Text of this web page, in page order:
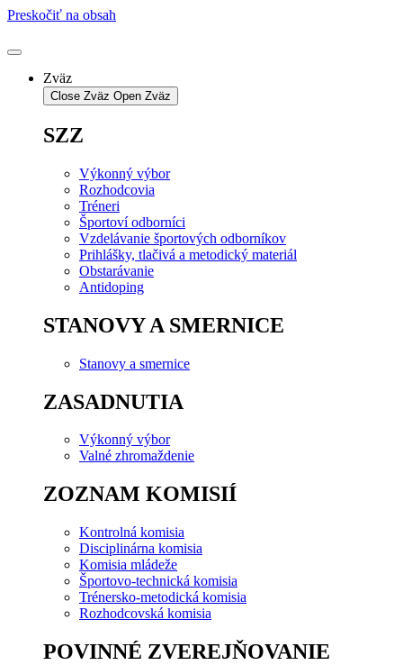
Preskočiť na obsah
Zväz
Close Zväz Open Zväz
SZZ
Výkonný výbor
Rozhodcovia
Tréneri
Športoví odborníci
Vzdelávanie športových odborníkov
Prihlášky, tlačivá a metodický materiál
Obstarávanie
Antidoping
STANOVY A SMERNICE
Stanovy a smernice
ZASADNUTIA
Výkonný výbor
Valné zhromaždenie
ZOZNAM KOMISIÍ
Kontrolná komisia
Disciplinárna komisia
Komisia mládeže
Športovo-technická komisia
Trénersko-metodická komisia
Rozhodcovská komisia
POVINNÉ ZVEREJŇOVANIE